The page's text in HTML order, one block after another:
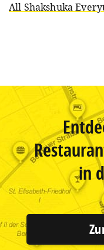
All Shakshuka
in